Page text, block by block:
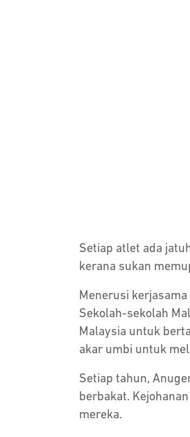
Setiap atlet ada
kerana sukan
Menerusi
Sekolah-sekolah
Malaysia untuk
akar umbi untuk
Setiap tahun,
berbakat.
mereka.